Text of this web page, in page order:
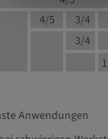
4/5 3/4
3/4
Anwendungen